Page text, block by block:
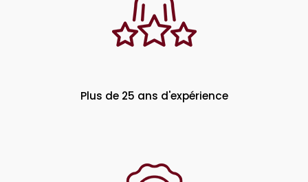
Plus de 25 ans d'expérience